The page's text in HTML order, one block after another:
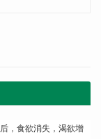
，食欲消失，渴欲增